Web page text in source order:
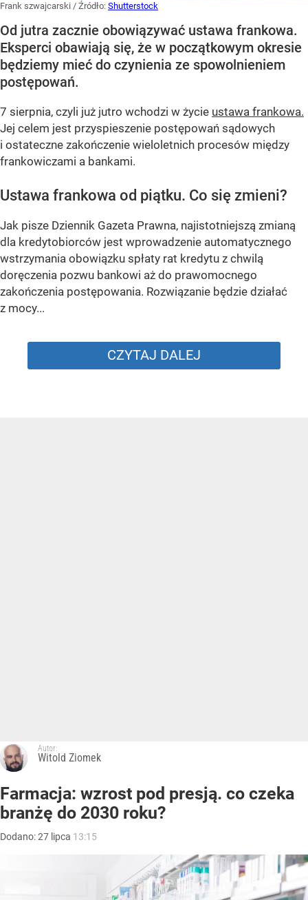
Frank szwajcarski / Źródło: Shutterstock
Od jutra zacznie obowiązywać ustawa frankowa.
Eksperci obawiają się, że w początkowym okresie
będziemy mieć do czynienia ze spowolnieniem
postępowań.
7 sierpnia, czyli już jutro wchodzi w życie ustawa frankowa.
Jej celem jest przyspieszenie postępowań sądowych
i ostateczne zakończenie wieloletnich procesów między
frankowiczami a bankami.
Ustawa frankowa od piątku. Co się zmieni?
Jak pisze Dziennik Gazeta Prawna, najistotniejszą zmianą
dla kredytobiorców jest wprowadzenie automatycznego
wstrzymania obowiązku spłaty rat kredytu z chwilą
doręczenia pozwu bankowi aż do prawomocnego
zakończenia postępowania. Rozwiązanie będzie działać
z mocy...
CZYTAJ DALEJ
Autor:
Witold Ziomek
Farmacja: wzrost pod presją. co czeka
branżę do 2030 roku?
Dodano:27 lipca 13:15